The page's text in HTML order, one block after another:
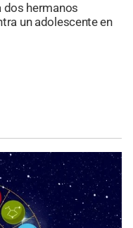
dos hermanos
un adolescente en